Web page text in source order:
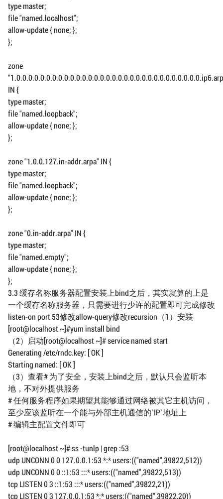
type master;
file "named.localhost";
allow-update { none; };
};
zone
IN {
type master;
file "named.loopback";
allow-update { none; };
};
zone "1.0.0.127.in-addr.arpa" IN {
type master;
file "named.loopback";
allow-update { none; };
};
zone "0.in-addr.arpa" IN {
type master;
file "named.empty";
allow-update { none; };
};
3.3 缓存名称服务器配置安装上bind之后，其实就算的上是
一个缓存名称服务器，只需要进行少许的配置即可完成修改
listen-on port 53修改allow-query修改recursion（1）安装
[root@localhost ~]#yum install bind
（2）启动[root@localhost ~]# service named start
Generating /etc/rndc.key: [ OK ]
Starting named: [ OK ]
（3）查看# 为了安全，安装上bind之后，默认只会监听本
地，不对外提供服务
# 任何服务程序如果期望其能够通过网络被其它主机访问，
至少应该监听在一个能与外部主机通信的`IP`地址上
# 编辑主配置文件即可
[root@localhost ~]# ss -tunlp | grep :53
udp UNCONN 0 0 127.0.0.1:53 *:* users:(("named",39822,512))
udp UNCONN 0 0 ::1:53 :::* users:(("named",39822,513))
tcp LISTEN 0 3 ::1:53 :::* users:(("named",39822,21))
tcp LISTEN 0 3 127.0.0.1:53 *:* users:(("named",39822,20))